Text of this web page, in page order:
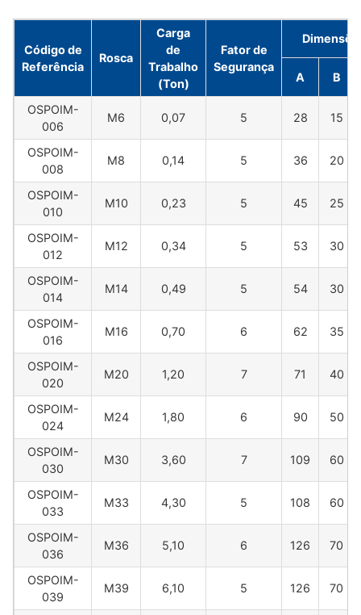
Código de
Referência
Rosca
Carga
de
Trabalho
(Ton)
Fator de
Segurança
A B
OSPOIM-
006
M6 0,07 5 28 15
OSPOIM-
008
M8 0,14 5 36 20
OSPOIM-
010
M10 0,23 5 45 25
OSPOIM-
012
M12 0,34 5 53 30
OSPOIM-
014
M14 0,49 5 54 30
OSPOIM-
016
M16 0,70 6 62 35
OSPOIM-
020
M20 1,20 7 71 40
OSPOIM-
024
M24 1,80 6 90 50
OSPOIM-
030
M30 3,60 7 109 60
OSPOIM-
033
M33 4,30 5 108 60
OSPOIM-
036
M36 5,10 6 126 70
OSPOIM-
039
M39 6,10 5 126 70